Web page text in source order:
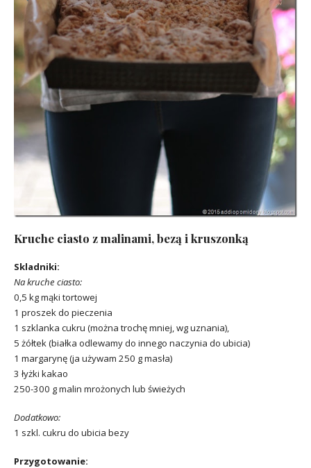
Kruche ciasto z malinami, bezą i kruszonką
Skladniki:
Na kruche ciasto:
0,5 kg mąki tortowej
1 proszek do pieczenia
1 szklanka cukru (można trochę mniej, wg uznania),
5 żółtek (białka odlewamy do innego naczynia do ubicia)
1 margarynę (ja używam 250 g masła)
3 łyżki kakao
250-300 g malin mrożonych lub świeżych
Dodatkowo:
1 szkl. cukru do ubicia bezy
Przygotowanie: